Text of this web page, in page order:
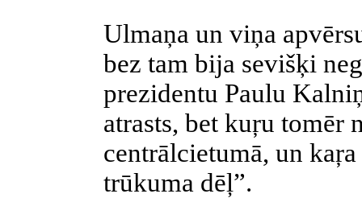
Ulmaņa un viņa
bez tam bija sevišķi
prezidentu Paulu
atrasts, bet kuŗu tomēr
centrālcietumā, un kaŗa
trūkuma dēļ”.